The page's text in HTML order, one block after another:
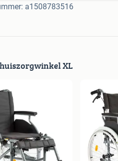
a1508783516
XL